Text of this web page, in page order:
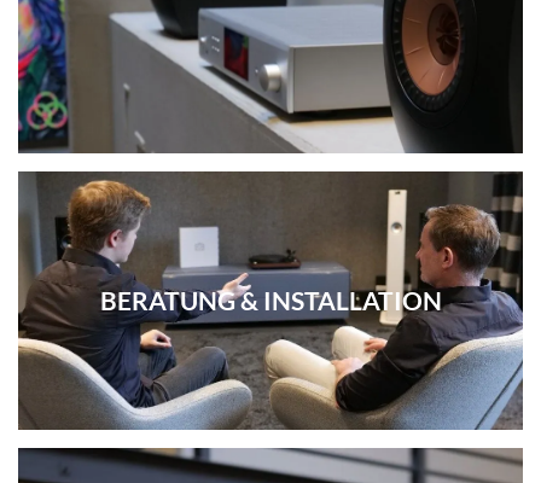
BERATUNG & INSTALLATION